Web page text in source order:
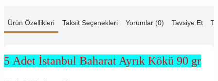
Ürün Özellikleri Taksit Seçenekleri Yorumlar (0) Tavsiye Et
5 Adet İstanbul Baharat Ayrık Kökü 90 gr